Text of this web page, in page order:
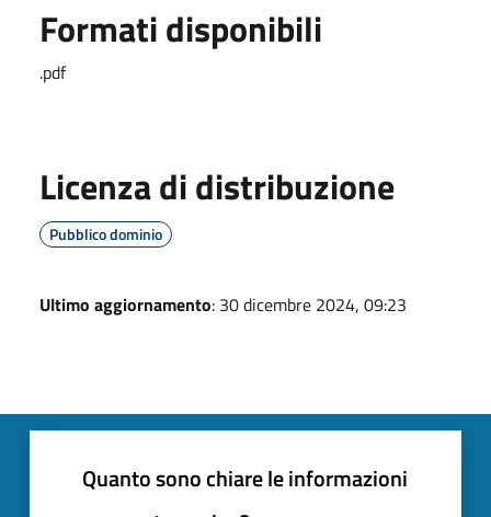
Formati disponibili
.pdf
Licenza di distribuzione
Pubblico dominio
Ultimo aggiornamento: 30 dicembre 2024, 09:23
Quanto sono chiare le informazioni